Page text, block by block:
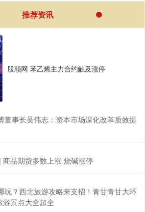
推荐资讯
股顺网 苯乙烯主力合约触及涨停
董事长吴伟志：资本市场深化改革质效提
品期货多数上涨 烧碱涨停
玩？西北旅游攻略来支招！青甘青甘大环
景点大全超全